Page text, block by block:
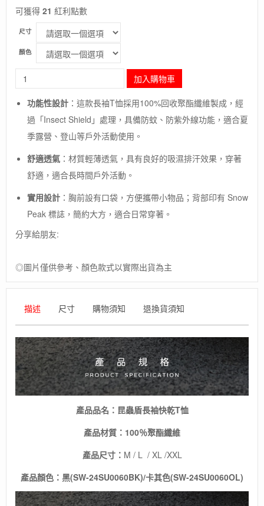
可獲得 21 紅利點數
尺寸
顏色
毛
【SNOW
昆
乾
T
(黑/
卡
其
量
加入購物車
功能性設計 ：​ 這款長袖T恤採用100%回收聚酯纖維製成，經
過「Insect Shield」處理，具備防蚊、防紫外線功能，適合夏
季露營、登山等戶外活動使用。
舒適透氣 ：​ 材質輕薄透氣，具有良好的吸濕排汗效果，穿著
舒適，適合長時間戶外活動。
實用設計 ：​ 胸前設有口袋，方便攜帶小物品；背部印有 Snow
Peak 標誌，簡約大方，適合日常穿著。
分享給朋友:
◎圖片僅供參考、顏色款式以實際出貨為主
描述 尺寸 購物須知 退換貨須知
產品品名：昆蟲盾長袖快乾T恤
產品材質：100％聚酯纖維
產品尺寸： M / L / XL /XXL
產品顏色：黑(SW-24SU0060BK)/卡其色(SW-24SU0060OL)